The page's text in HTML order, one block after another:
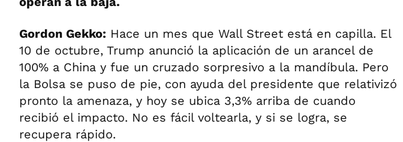
Gordon Gekko: Hace un mes que Wall Street está en capilla. El
10 de octubre, Trump anunció la aplicación de un arancel de
100% a China y fue un cruzado sorpresivo a la mandíbula. Pero
la Bolsa se puso de pie, con ayuda del presidente que relativizó
pronto la amenaza, y hoy se ubica 3,3% arriba de cuando
recibió el impacto. No es fácil voltearla, y si se logra, se
recupera rápido.